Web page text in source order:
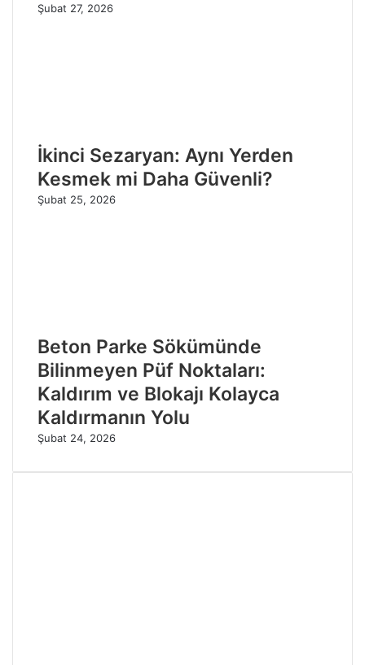
Şubat 27, 2026
İkinci Sezaryan: Aynı Yerden
Kesmek mi Daha Güvenli?
Şubat 25, 2026
Beton Parke Sökümünde
Bilinmeyen Püf Noktaları:
Kaldırım ve Blokajı Kolayca
Kaldırmanın Yolu
Şubat 24, 2026